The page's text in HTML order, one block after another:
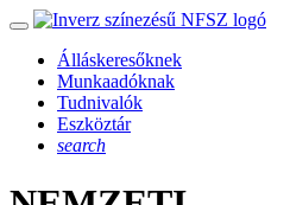
Álláskeresőknek
Munkaadóknak
Tudnivalók
Eszköztár
search